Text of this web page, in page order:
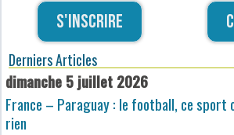
S'inscrire
Derniers Articles
dimanche 5 juillet 2026
France – Paraguay : le football, ce sport
rien